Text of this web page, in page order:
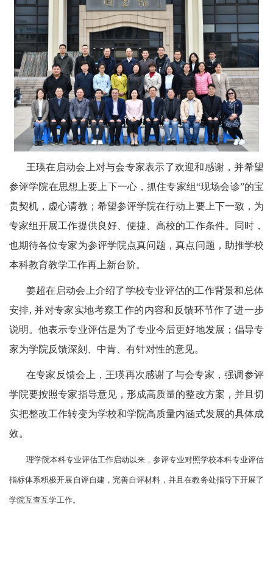
王瑛在启动会上对与会专家表示了欢迎和感谢，并希望
参评学院在思想上要上下一心，抓住专家组“现场会诊”的宝
贵契机，虚心请教；希望参评学院在行动上要上下一致，为
专家组开展工作提供良好、便捷、高校的工作条件。同时，
也期待各位专家为参评学院点真问题，真点问题，助推学校
本科教育教学工作再上新台阶。
姜超在启动会上介绍了学校专业评估的工作背景和总体
安排,并对专家实地考察工作的内容和反馈环节作了进一步
说明。他表示专业评估是为了专业今后更好地发展；倡导专
家为学院反馈深刻、中肯、有针对性的意见。
在专家反馈会上，王瑛再次感谢了与会专家，强调参评
学院要按照专家指导意见，形成高质量的整改方案，并且切
实把整改工作转变为学校和学院高质量内涵式发展的具体成
效。
理学院本科专业评估工作启动以来，参评专业对照学校本科专业评估
指标体系积极开展自评自建，完善自评材料，并且在教务处指导下开展了
学院互查互学工作。